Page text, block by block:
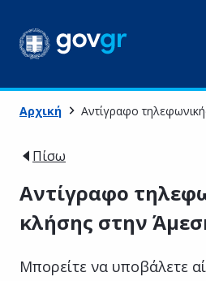
Αρχική Αντίγραφο
Πίσω
Αντίγραφο
κλήσης στην
Μπορείτε να υποβάλετε